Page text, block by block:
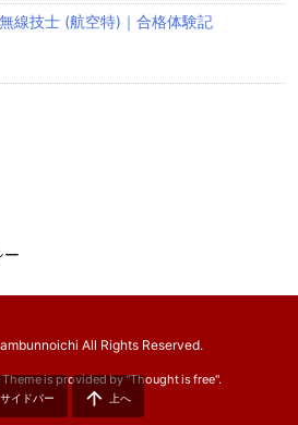
線技士 (航空特)｜合格体験記
ー
All Rights Reserved.
is provided by "Thought is free".
サイドバー  上へ